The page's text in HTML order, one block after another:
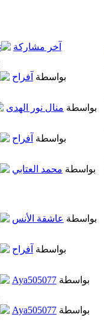
آخر مشاركة
بواسطة آفراح
بواسطة منال نور الهدى
بواسطة آفراح
بواسطة محمد العتابي
بواسطة عاشقة الأنس
بواسطة آفراح
بواسطة Aya505077
بواسطة Aya505077